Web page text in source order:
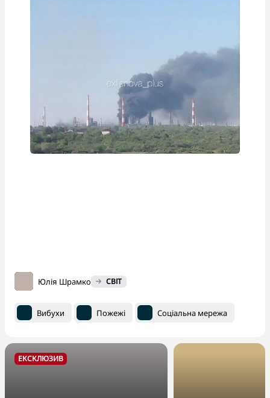
Юлія Шрамко СВІТ
Вибухи Пожежі Соціальна мережа
ЕКСКЛЮЗИВ